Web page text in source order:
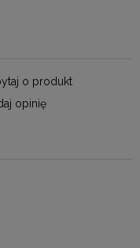
o produkt
opinię